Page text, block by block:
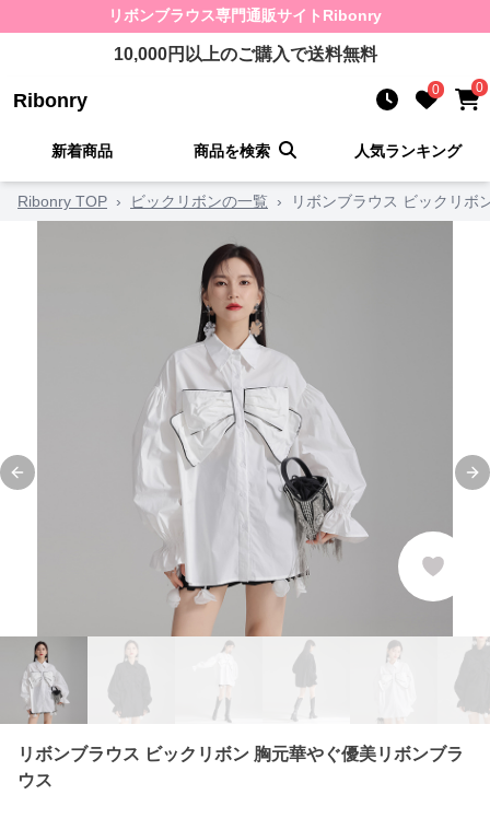
リボンブラウス専門通販サイト Ribonry
10,000円以上のご購入で送料無料
Ribonry 0 0
新着商品 商品を検索 人気ランキング
Ribonry TOP › ビックリボンの一覧 › リボンブラウス ビックリボ
Previous slide
リボンブラウス ビックリボン 胸元華やぐ優美リボンブラ
ウス